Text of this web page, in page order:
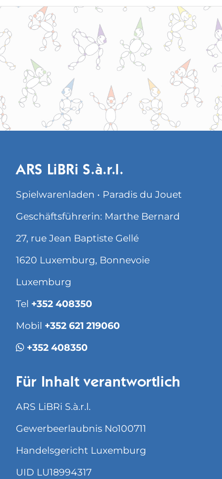
ARS LiBRi S.à.r.l.
Spielwarenladen • Paradis du Jouet
Geschäftsführerin: Marthe Bernard
27, rue Jean Baptiste Gellé
1620 Luxemburg, Bonnevoie
Luxemburg
Tel +352 408350
Mobil +352 621 219060
+352 408350
Für Inhalt verantwortlich
ARS LiBRi S.à.r.l.
Gewerbeerlaubnis No100711
Handelsgericht Luxemburg
UID LU18994317